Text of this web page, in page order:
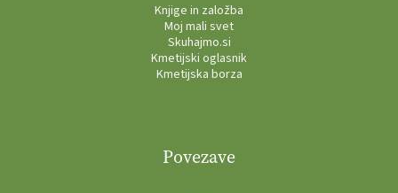
Knjige in založba
Moj mali svet
Skuhajmo.si
Kmetijski oglasnik
Kmetijska borza
Povezave